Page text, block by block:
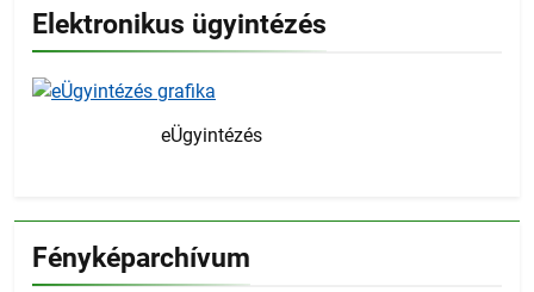
Elektronikus ügyintézés
eÜgyintézés
Fényképarchívum